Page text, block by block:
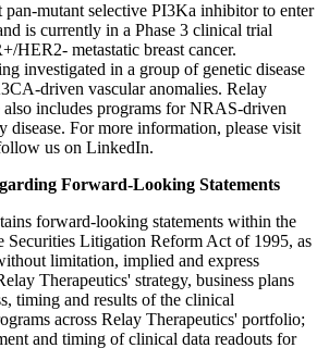
pan-mutant selective PI3Ka inhibitor to enter
is currently in a Phase 3 clinical trial
HER2- metastatic breast cancer.
investigated in a group of genetic disease
driven vascular anomalies. Relay
includes programs for NRAS-driven
disease. For more information, please visit
us on LinkedIn.
Forward-Looking Statements
forward-looking statements within the
Securities Litigation Reform Act of 1995, as
limitation, implied and express
Therapeutics' strategy, business plans
timing and results of the clinical
across Relay Therapeutics' portfolio;
and timing of clinical data readouts for